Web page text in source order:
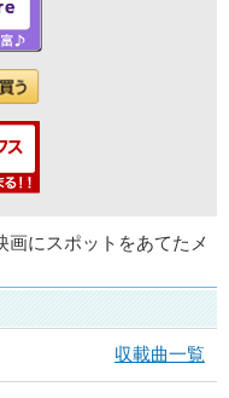
画にスポットをあてたメ
収載曲一覧